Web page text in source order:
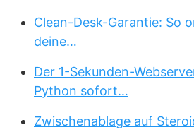
Clean-Desk-Garantie: So
deine…
Der 1-Sekunden-
Python sofort…
Zwischenablage auf